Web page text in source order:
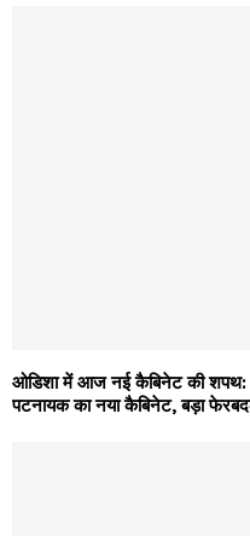
ओडिशा में आज नई कैबिनेट की शपथ:
पटनायक का नया कैबिनेट, बड़ा